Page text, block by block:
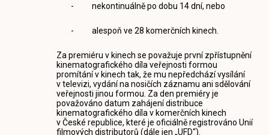
- nekontinuálně po dobu 14 dní, nebo
- alespoň ve 28 komerčních kinech.
Za premiéru v kinech se považuje první zpřístupnění
kinematografického díla veřejnosti formou
promítání v kinech tak, že mu nepředchází vysílání
v televizi, vydání na nosičích záznamu ani sdělování
veřejnosti jinou formou. Za den premiéry je
považováno datum zahájení distribuce
kinematografického díla v komerčních kinech
v České republice, které je oficiálně registrováno Unií
filmových distributorů (dále jen „UFD“).